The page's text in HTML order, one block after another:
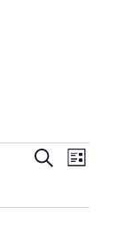
et
Recherche
Liste